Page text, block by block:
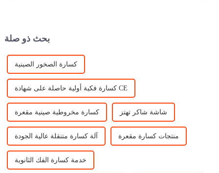
بحث ذو صلة
كسارة الصخور الصينية
كسارة فكية أولية حاصلة على شهادة CE
كسارة مخروطية صينية مقعرة شاشة شاكر تهتز
آلة كسارة متنقلة عالية الجودة منتجات كسارة مقعرة
خدمة كسارة الفك الثانوية